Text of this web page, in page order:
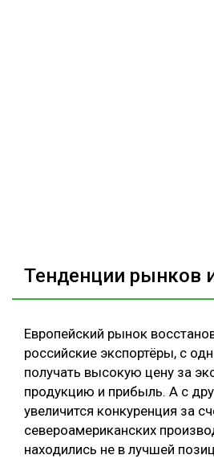
Тенденции рынков
Европейский рынок
российские экспортёры, с
получать высокую цену за
продукцию и прибыль. А с
увеличится конкуренция за
североамериканских
находились не в лучшей